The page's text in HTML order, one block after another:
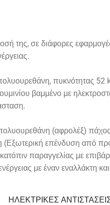
της, σε διάφορες
πυκνότητας 52
βαμμένο με
(αφρολέξ)
επένδυση από
παραγγελίας με
με έναν εναλλάκτη
ΗΛΕΚΤΡΙΚΕΣ